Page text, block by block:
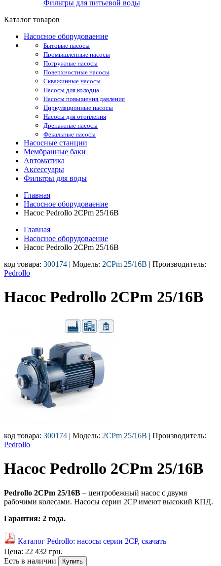
Фильтры для питьевой воды
Каталог товаров
Насосное оборудоваение
Бытовые насосы
Промышленные насосы
Погружные насосы
Поверхностные насосы
Скважинные насосы
Насосы для колодца
Насосы повышения давления
Циркуляционные насосы
Насосы для отопления
Дренажные насосы
Фекальные насосы
Насосные станции
Мембранные баки
Автоматика
Аксессуары
Фильтры для воды
Главная
Насосное оборудоваение
Насос Pedrollo 2CPm 25/16B
Главная
Насосное оборудоваение
Насос Pedrollo 2CPm 25/16B
код товара: 300174 | Модель: 2CPm 25/16B | Производитель:
Pedrollo
Насос Pedrollo 2CPm 25/16B
код товара: 300174 | Модель: 2CPm 25/16B | Производитель:
Pedrollo
Насос Pedrollo 2CPm 25/16B
Pedrollo 2CPm 25/16B – центробежный насос с двумя
рабочими колесами. Насосы серии 2CP имеют высокий КПД.
Гарантия: 2 года.
Каталог Pedrollo: насосы серии 2CP, скачать
Цена: 22 432 грн.
Есть в наличии
Купить